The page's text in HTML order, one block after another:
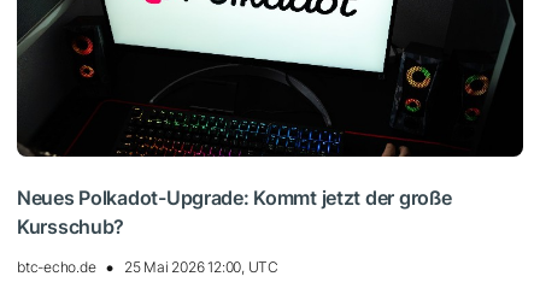
Neues Polkadot-Upgrade: Kommt jetzt der große
Kursschub?
btc-echo.de 25 Mai 2026 12:00, UTC